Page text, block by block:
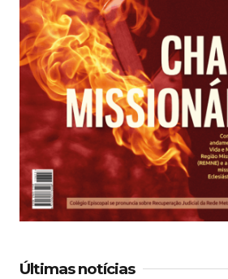
Últimas notícias